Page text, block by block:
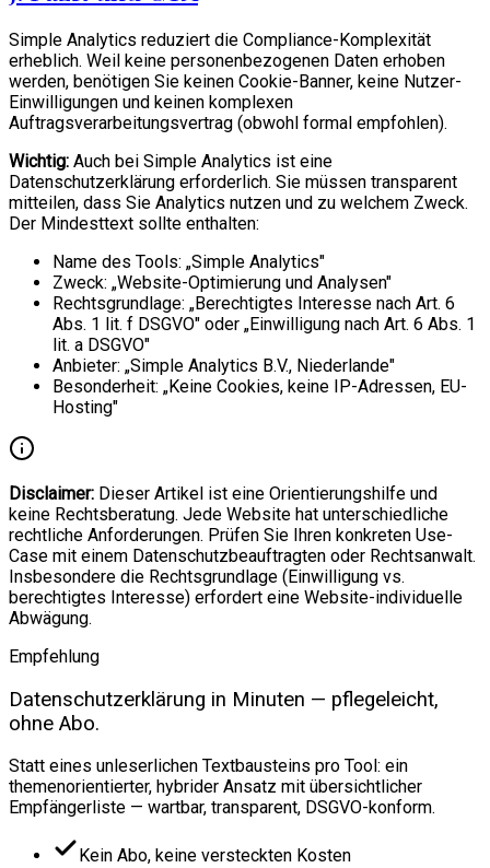
Simple Analytics reduziert die Compliance-Komplexität
erheblich. Weil keine personenbezogenen Daten erhoben
werden, benötigen Sie keinen Cookie-Banner, keine Nutzer-
Einwilligungen und keinen komplexen
Auftragsverarbeitungsvertrag (obwohl formal empfohlen).
Wichtig: Auch bei Simple Analytics ist eine
Datenschutzerklärung erforderlich. Sie müssen transparent
mitteilen, dass Sie Analytics nutzen und zu welchem Zweck.
Der Mindesttext sollte enthalten:
Name des Tools: „Simple Analytics"
Zweck: „Website-Optimierung und Analysen"
Rechtsgrundlage: „Berechtigtes Interesse nach Art. 6
Abs. 1 lit. f DSGVO" oder „Einwilligung nach Art. 6 Abs. 1
lit. a DSGVO"
Anbieter: „Simple Analytics B.V., Niederlande"
Besonderheit: „Keine Cookies, keine IP-Adressen, EU-
Hosting"
Disclaimer: Dieser Artikel ist eine Orientierungshilfe und
keine Rechtsberatung. Jede Website hat unterschiedliche
rechtliche Anforderungen. Prüfen Sie Ihren konkreten Use-
Case mit einem Datenschutzbeauftragten oder Rechtsanwalt.
Insbesondere die Rechtsgrundlage (Einwilligung vs.
berechtigtes Interesse) erfordert eine Website-individuelle
Abwägung.
Empfehlung
Datenschutzerklärung in Minuten — pflegeleicht,
ohne Abo.
Statt eines unleserlichen Textbausteins pro Tool: ein
themenorientierter, hybrider Ansatz mit übersichtlicher
Empfängerliste — wartbar, transparent, DSGVO-konform.
Kein Abo, keine versteckten Kosten